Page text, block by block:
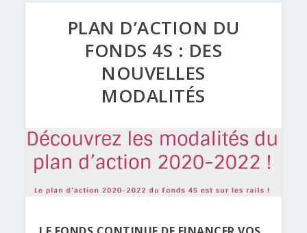
PLAN D’ACTION DU
FONDS 4S : DES
NOUVELLES
MODALITÉS